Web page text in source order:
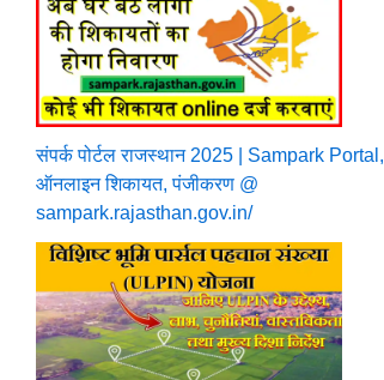
संपर्क पोर्टल राजस्थान 2025 | Sampark Portal,
ऑनलाइन शिकायत, पंजीकरण @
sampark.rajasthan.gov.in/